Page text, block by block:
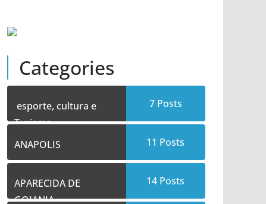
Categories
esporte, cultura e
Turismo
7 Posts
ANAPOLIS 11 Posts
APARECIDA DE
GOIANIA
14 Posts